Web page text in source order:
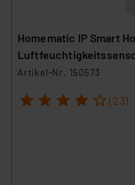
Homematic IP Smart
Artikel-Nr. 150573
1 2 3 4 5 (23)